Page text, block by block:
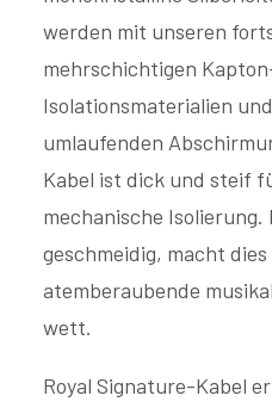
werden mit unseren
mehrschichtigen
Isolationsmaterialien
umlaufenden
Kabel ist dick und steif
mechanische Isolierung.
geschmeidig, macht
atemberaubende
wett.
Royal Signature-Kabel